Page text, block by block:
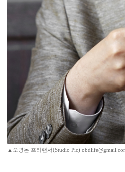
▲오병돈 프리랜서(Studio Pic)